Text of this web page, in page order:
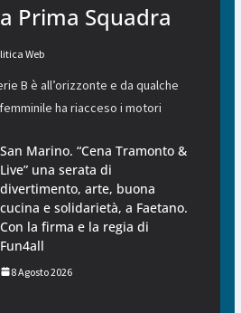
Prima Squadra
Web
B è all’orizzonte e da qualche
ha riacceso i motori
San Marino. “Cena Tramonto &
Live” una serata di
divertimento, arte, buona
cucina e solidarietà, a Faetano.
Con la firma e la regia di
Fun4all
8 Agosto 2026